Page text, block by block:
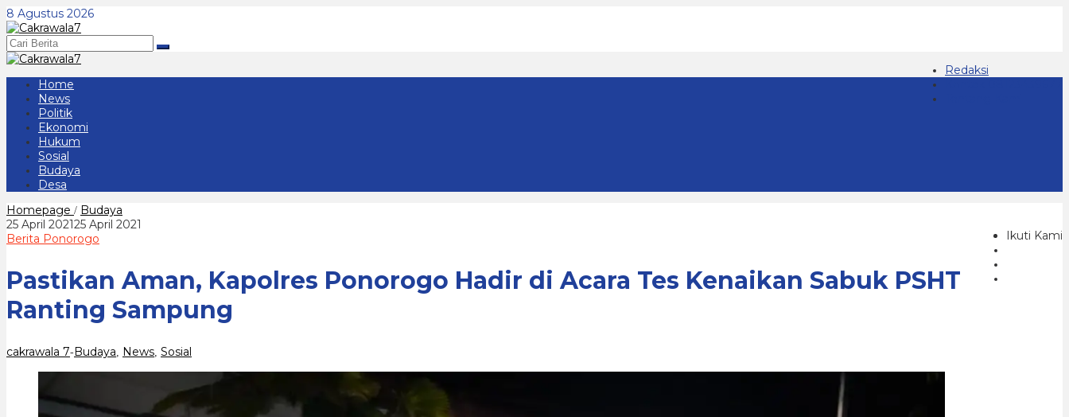
Lewati
ke
konten
8 Agustus 2026
Redaksi
Home
News
Politik
Ekonomi
Hukum
Sosial
Budaya
Desa
Homepage / Budaya
Aman,
di
Acara
Kenaikan
Ranting
Sampung
Ikuti Kami
25 April 202125 April 2021
Berita Ponorogo
Pastikan Aman, Kapolres Ponorogo Hadir di Acara Tes Kenaikan Sabuk PSHT
Ranting Sampung
cakrawala 7-Budaya News Sosial